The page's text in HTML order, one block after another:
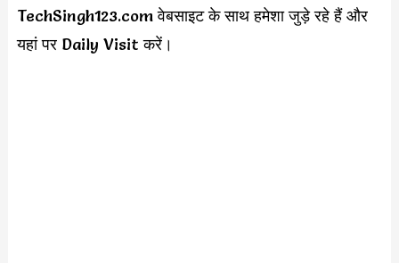
TechSingh123.com वेबसाइट के साथ हमेशा जुड़े रहे हैं और
यहां पर Daily Visit करें।